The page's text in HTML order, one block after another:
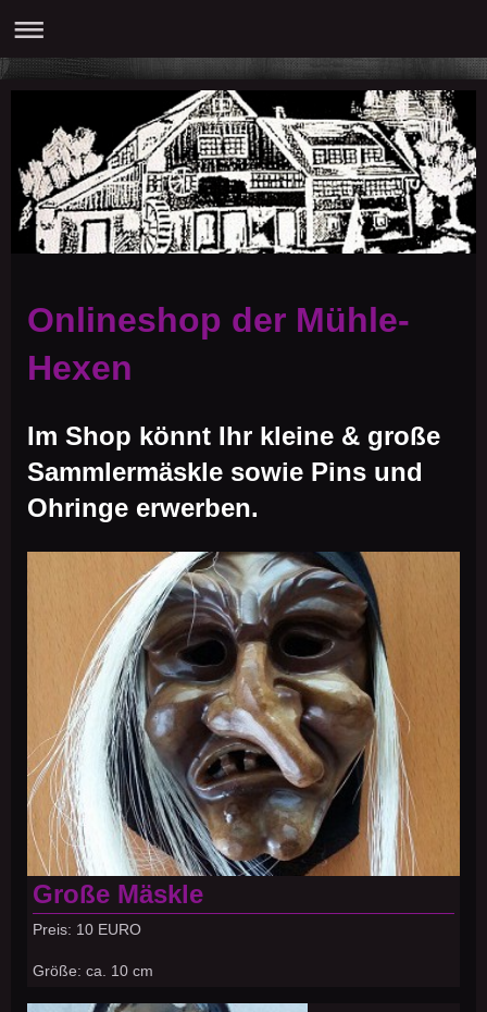
Onlineshop der Mühle-
Hexen
Im Shop könnt Ihr kleine & große
Sammlermäskle sowie Pins und
Ohringe erwerben.
Große Mäskle
Preis: 10 EURO
Größe: ca. 10 cm